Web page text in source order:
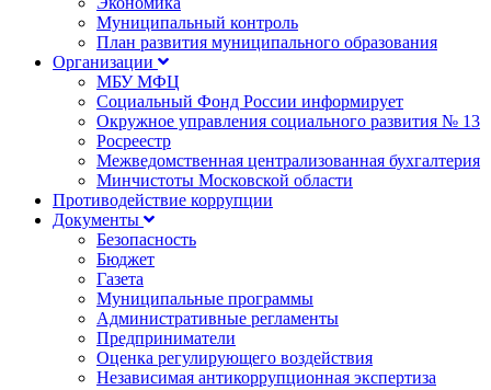
Муниципальный контроль
План развития муниципального образования
Организации
МБУ МФЦ
Социальный Фонд России информирует
Окружное управления социального развития № 13
Росреестр
Межведомственная централизованная бухгалтерия
Минчистоты Московской области
Противодействие коррупции
Документы
Безопасность
Бюджет
Газета
Муниципальные программы
Административные регламенты
Предприниматели
Оценка регулирующего воздействия
Независимая антикоррупционная экспертиза